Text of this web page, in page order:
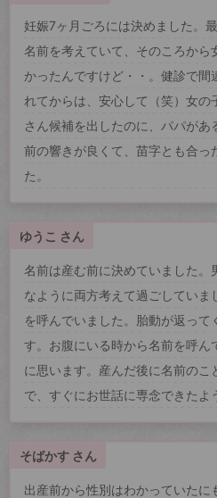
妊娠7ヶ月ごろには決めました。
名前を考えていて、そのころから
かったんですけど・・。健診で間
れてからは、安心して（笑）女の
さん候補を出したのに、パパがあ
前の響きが良くて、苗字とも合っ
た。
ゆうこ さん
名前は産む前に決めていました。
なように両方考えて過ごしてい
を呼んでいました。胎動が返っ
す。お腹にいる時から名前を呼ん
に思います。産んだ後に名前の
で、すぐにお世話に専念できたよ
そばかす さん
出産前から性別はわかっていたに